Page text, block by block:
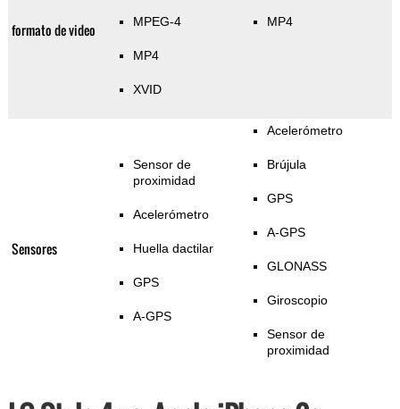
formato de video MPEG-4
MP4
XVID
MP4
Sensores
Sensor de
proximidad
Acelerómetro
Huella dactilar
GPS
A-GPS
Acelerómetro
Brújula
GPS
A-GPS
GLONASS
Giroscopio
Sensor de
proximidad